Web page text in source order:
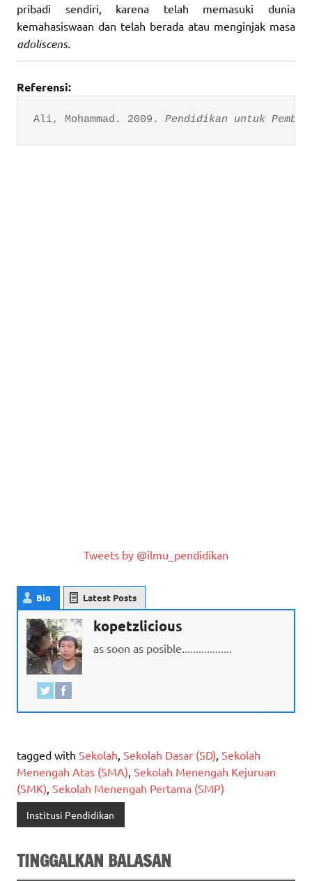
pribadi sendiri, karena telah memasuki dunia
kemahasiswaan dan telah berada atau menginjak masa
adoliscens.
Referensi:
Ali, Mohammad. 2009. Pendidikan untuk
Tweets by @ilmu_pendidikan
Bio Latest Posts
kopetzlicious
as soon as posible..................
tagged with Sekolah, Sekolah Dasar (SD), Sekolah
Menengah Atas (SMA), Sekolah Menengah Kejuruan
(SMK), Sekolah Menengah Pertama (SMP)
Institusi Pendidikan
TINGGALKAN BALASAN